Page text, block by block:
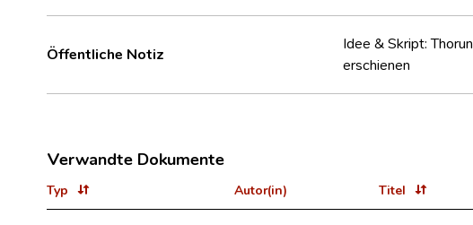
Öffentliche Notiz
Idee & Skript:
erschienen
Verwandte Dokumente
Typ Autor(in) Titel